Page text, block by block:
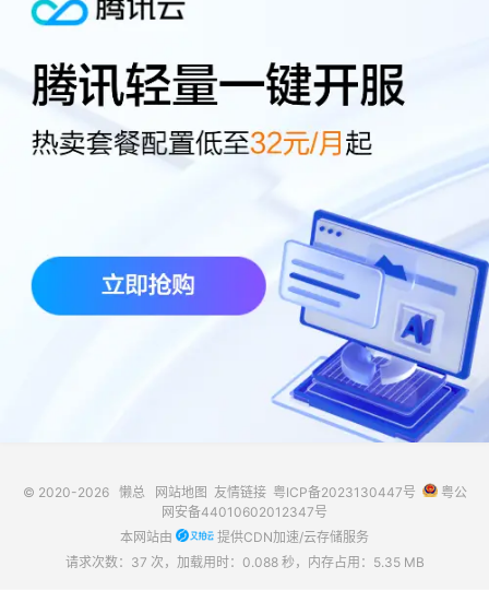
© 2020-2026 懒总 网站地图 友情链接 粤ICP备2023130447号
粤公
网安备44010602012347号
本网站由
提供CDN加速/云存储服务
请求次数：37 次，加载用时：0.088 秒，内存占用：5.35 MB